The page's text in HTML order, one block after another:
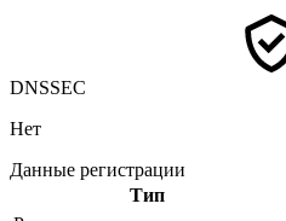
DNSSEC
Нет
Данные регистрации
Тип